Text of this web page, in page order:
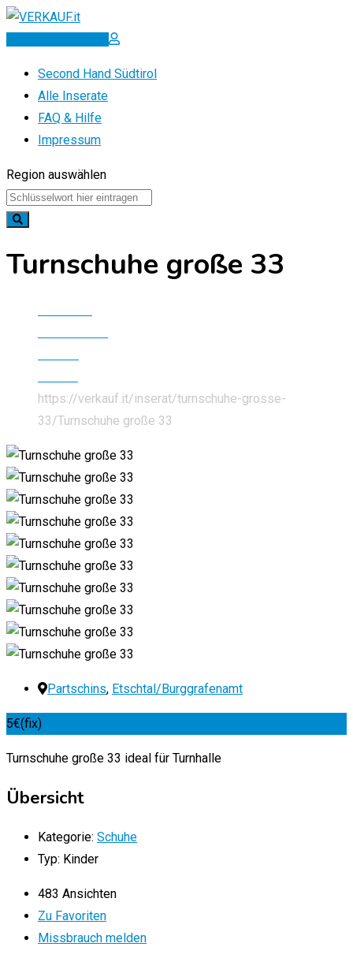
Zum
Inserat erstellen
Second Hand Südtirol
Alle Inserate
FAQ & Hilfe
Impressum
Region auswählen
Turnschuhe große 33
https://verkauf.it/inserat/turnschuhe-grosse-
33/Turnschuhe große 33
Partschins, Etschtal/Burggrafenamt
5€(fix)
Turnschuhe große 33 ideal für Turnhalle
Übersicht
Kategorie: Schuhe
Typ: Kinder
483 Ansichten
Zu Favoriten
Missbrauch melden